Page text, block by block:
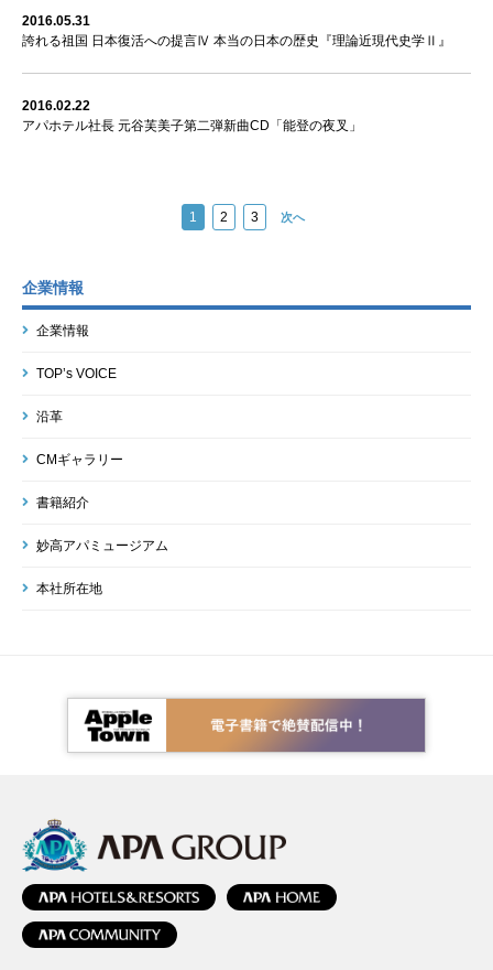
2016.05.31
誇れる祖国 日本復活への提言Ⅳ 本当の日本の歴史『理論近現代史学Ⅱ』
2016.02.22
アパホテル社長 元谷芙美子第二弾新曲CD「能登の夜叉」
1 2 3 次へ
企業情報
企業情報
TOP’s VOICE
沿革
CMギャラリー
書籍紹介
妙高アパミュージアム
本社所在地